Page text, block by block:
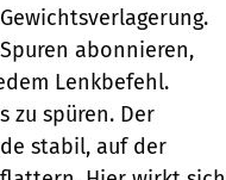
abonnieren,
Lenkbefehl.
zu spüren. Der
stabil, auf der